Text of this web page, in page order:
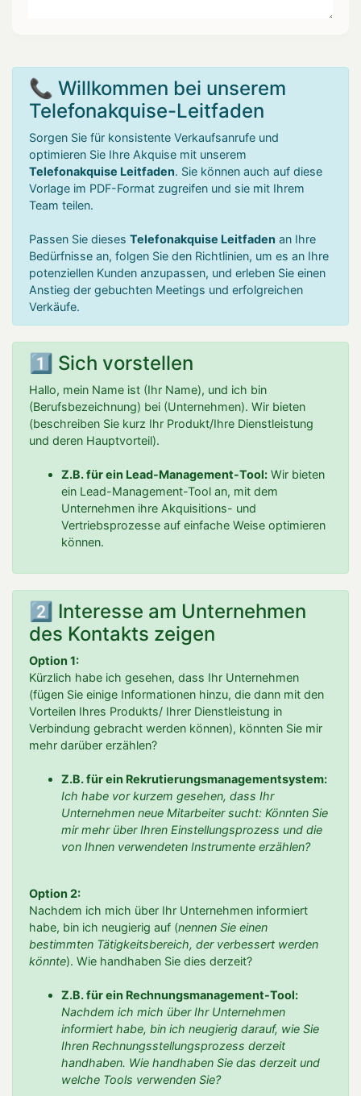
📞 Willkommen bei unserem
Telefonakquise-Leitfaden
Sorgen Sie für konsistente Verkaufsanrufe und
optimieren Sie Ihre Akquise mit unserem
Telefonakquise Leitfaden. Sie können auch auf diese
Vorlage im PDF-Format zugreifen und sie mit Ihrem
Team teilen.
Passen Sie dieses Telefonakquise Leitfaden an Ihre
Bedürfnisse an, folgen Sie den Richtlinien, um es an Ihre
potenziellen Kunden anzupassen, und erleben Sie einen
Anstieg der gebuchten Meetings und erfolgreichen
Verkäufe.
1️⃣ Sich vorstellen
Hallo, mein Name ist (Ihr Name), und ich bin
(Berufsbezeichnung) bei (Unternehmen). Wir bieten
(beschreiben Sie kurz Ihr Produkt/Ihre Dienstleistung
und deren Hauptvorteil).
Z.B. für ein Lead-Management-Tool: Wir bieten
ein Lead-Management-Tool an, mit dem
Unternehmen ihre Akquisitions- und
Vertriebsprozesse auf einfache Weise optimieren
können.
2️⃣ Interesse am Unternehmen
des Kontakts zeigen
Option 1:
Kürzlich habe ich gesehen, dass Ihr Unternehmen
(fügen Sie einige Informationen hinzu, die dann mit den
Vorteilen Ihres Produkts/ Ihrer Dienstleistung in
Verbindung gebracht werden können), könnten Sie mir
mehr darüber erzählen?
Z.B. für ein Rekrutierungsmanagementsystem:
Ich habe vor kurzem gesehen, dass Ihr
Unternehmen neue Mitarbeiter sucht: Könnten Sie
mir mehr über Ihren Einstellungsprozess und die
von Ihnen verwendeten Instrumente erzählen?
Option 2:
Nachdem ich mich über Ihr Unternehmen informiert
habe, bin ich neugierig auf (nennen Sie einen
bestimmten Tätigkeitsbereich, der verbessert werden
könnte). Wie handhaben Sie dies derzeit?
Z.B. für ein Rechnungsmanagement-Tool:
Nachdem ich mich über Ihr Unternehmen
informiert habe, bin ich neugierig darauf, wie Sie
Ihren Rechnungsstellungsprozess derzeit
handhaben. Wie handhaben Sie das derzeit und
welche Tools verwenden Sie?